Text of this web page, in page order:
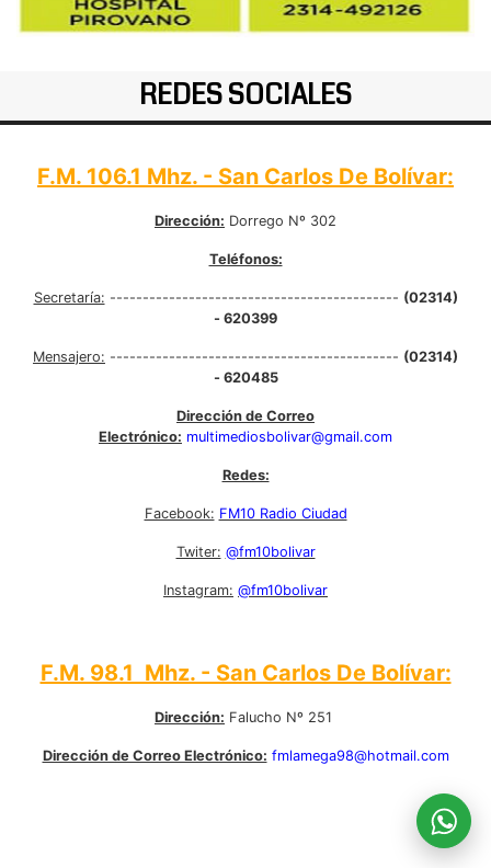
REDES SOCIALES
F.M. 106.1 Mhz. - San Carlos De Bolívar:
Dirección: Dorrego Nº 302
Teléfonos:
Secretaría: -------------------------------------------- (02314)
- 620399
Mensajero: -------------------------------------------- (02314)
- 620485
Dirección de Correo
Electrónico: multimediosbolivar@gmail.com
Redes:
Facebook: FM10 Radio Ciudad
Twiter: @fm10bolivar
Instagram: @fm10bolivar
F.M. 98.1 Mhz. - San Carlos De Bolívar:
Dirección: Falucho Nº 251
Dirección de Correo Electrónico: fmlamega98@hotmail.com